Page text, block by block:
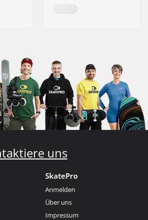
uns
SkatePro
Anmelden
Über uns
Impressum